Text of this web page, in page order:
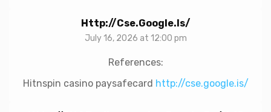
Http://cse.google.is/
July 16, 2026 at 12:00 pm
References:
Hitnspin casino paysafecard http://cse.google.is/